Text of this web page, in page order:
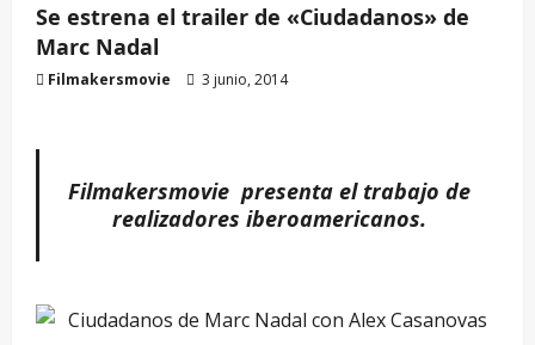
Se estrena el trailer de «Ciudadanos» de
Marc Nadal
Filmakersmovie 3 junio, 2014
Filmakersmovie presenta el trabajo de
realizadores iberoamericanos.